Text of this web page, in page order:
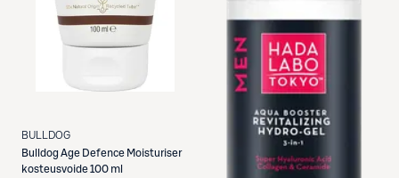
BULLDOG
Bulldog Age Defence Moisturiser
kosteusvoide 100 ml